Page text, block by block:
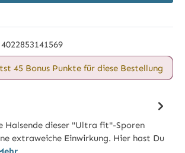
45 Bonus Punkte für diese Bestellung
Halsende dieser "Ultra fit"-Sporen
extraweiche Einwirkung. Hier hast Du